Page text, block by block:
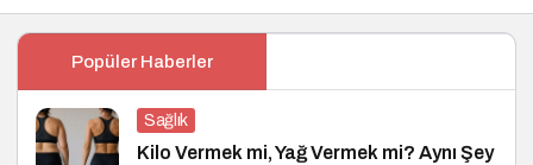
Popüler Haberler
Sağlık
Kilo Vermek mi, Yağ Vermek mi? Aynı Şey